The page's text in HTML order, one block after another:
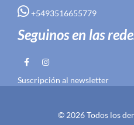
+5493516655779
Seguinos en las
Suscripción al newsletter
© 2026 Todos los